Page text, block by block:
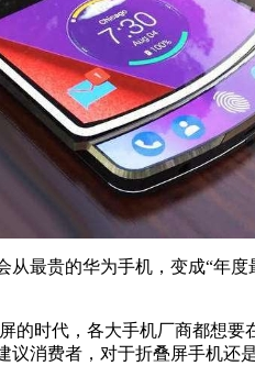
最贵的华为手机，变成“年
时代，各大手机厂商都想
消费者，对于折叠屏手机还